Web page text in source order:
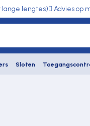
lange lengtes) Advies op
Sloten